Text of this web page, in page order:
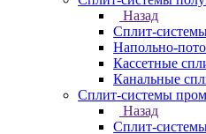
Назад
Сплит-
Напольно-
Кассетные
Канальные
Сплит-системы
Назад
Сплит-